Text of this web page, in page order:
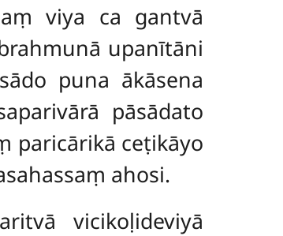
viya ca gantvā
upanītāni
puna ākāsena
pāsādato
paricārikā ceṭikāyo
ahosi.
vicikoḷideviyā